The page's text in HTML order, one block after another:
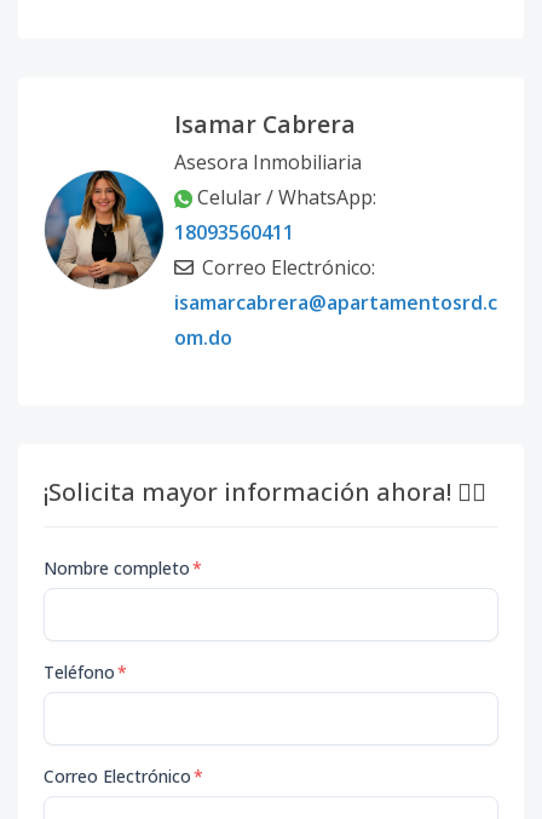
Isamar Cabrera
Asesora Inmobiliaria
Celular / WhatsApp:
18093560411
Correo Electrónico:
isamarcabrera@apartamentosrd.c
om.do
¡Solicita mayor información ahora! 👇🏽
Nombre completo*
Teléfono*
Correo Electrónico*